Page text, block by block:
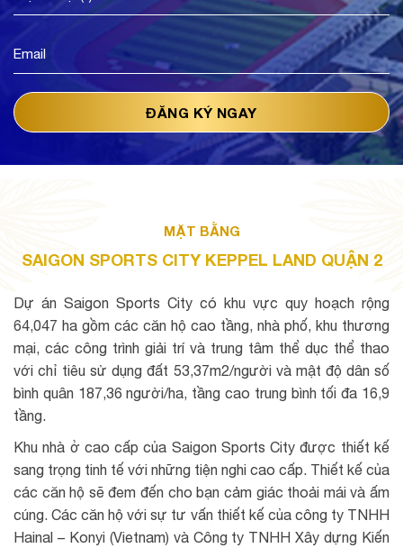
MẶT BẰNG
SAIGON SPORTS CITY KEPPEL LAND QUẬN 2
Dự án Saigon Sports City có khu vực quy hoạch rộng
64,047 ha gồm các căn hộ cao tầng, nhà phố, khu thương
mại, các công trình giải trí và trung tâm thể dục thể thao
với chỉ tiêu sử dụng đất 53,37m2/người và mật độ dân số
bình quân 187,36 người/ha, tầng cao trung bình tối đa 16,9
tầng.
Khu nhà ở cao cấp của Saigon Sports City được thiết kế
sang trọng tinh tế với những tiện nghi cao cấp. Thiết kế của
các căn hộ sẽ đem đến cho bạn cảm giác thoải mái và ấm
cúng. Các căn hộ với sự tư vấn thiết kế của công ty TNHH
Hainal – Konyi (Vietnam) và Công ty TNHH Xây dựng Kiến